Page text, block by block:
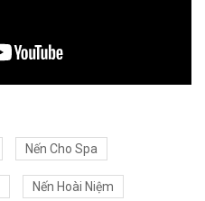
Nến Cho Spa
Nến Hoài Niệm